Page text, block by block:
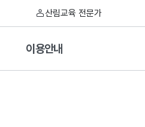
산림교육 전문가
이용안내